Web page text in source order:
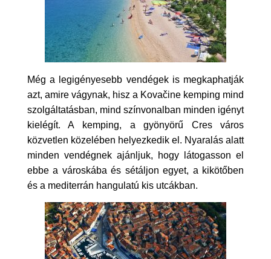
Még a legigényesebb vendégek is megkaphatják
azt, amire vágynak, hisz a Kovačine kemping mind
szolgáltatásban, mind színvonalban minden igényt
kielégít. A kemping, a gyönyörű Cres város
közvetlen közelében helyezkedik el. Nyaralás alatt
minden vendégnek ajánljuk, hogy látogasson el
ebbe a városkába és sétáljon egyet, a kikötőben
és a mediterrán hangulatú kis utcákban.